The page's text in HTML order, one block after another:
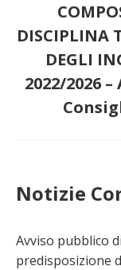
DISCIPLINA
DEGLI
2022/2026
Notizie
Avviso pubblico
predisposizione